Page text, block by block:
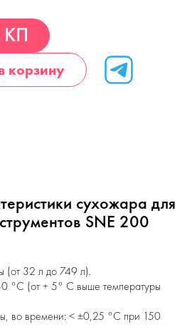
КП
корзину
сухожара для
SNE 200
(от 32 л до 749 л).
°C (от + 5° C выше температуры
во времени: < ±0,25 °C при 150